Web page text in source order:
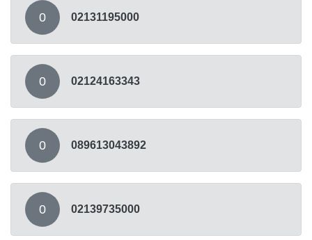
0 02131195000
0 02124163343
0 089613043892
0 02139735000